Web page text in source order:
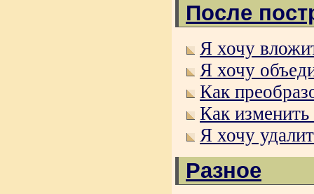
После
Я хочу
Я хочу
Как
Как изменить
Я хочу
Разное